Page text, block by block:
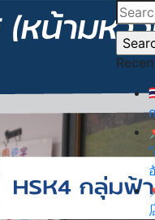
for: